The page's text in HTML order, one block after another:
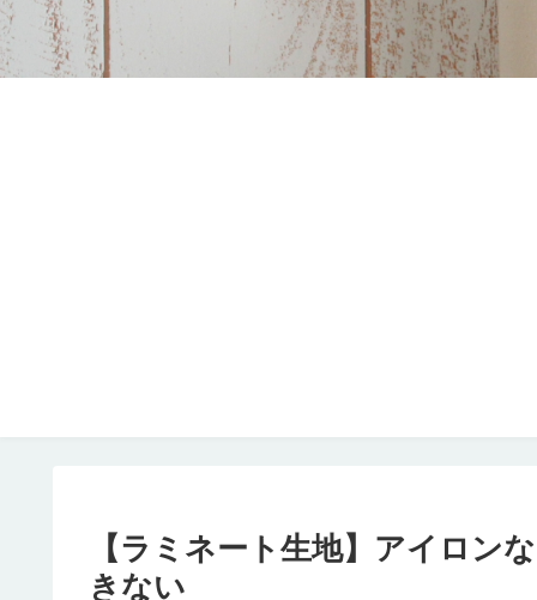
【ラミネート生地】アイロン
きない